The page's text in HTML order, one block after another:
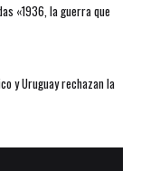
«1936, la guerra que
y Uruguay rechazan la